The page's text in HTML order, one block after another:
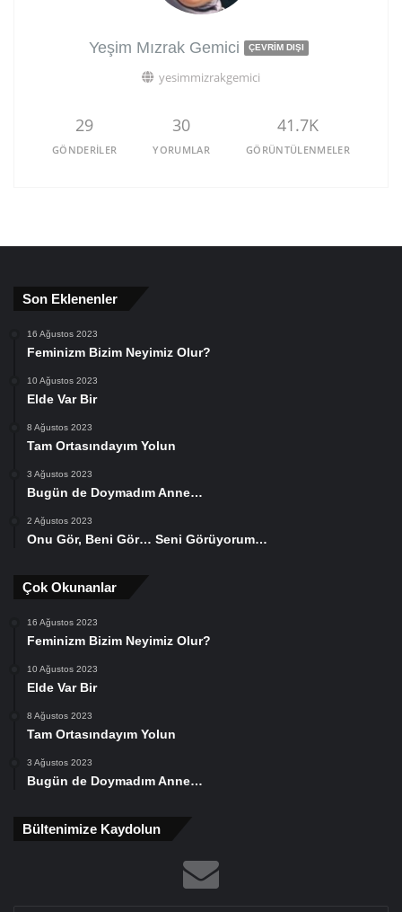
Yeşim Mızrak Gemici ÇEVRIM DIŞI
yesimmizrakgemici
29
GÖNDERILER
30
YORUMLAR
41.7K
GÖRÜNTÜLENMELER
Son Eklenenler
16 Ağustos 2023
Feminizm Bizim Neyimiz Olur?
10 Ağustos 2023
Elde Var Bir
8 Ağustos 2023
Tam Ortasındayım Yolun
3 Ağustos 2023
Bugün de Doymadım Anne…
2 Ağustos 2023
Onu Gör, Beni Gör… Seni Görüyorum…
Çok Okunanlar
16 Ağustos 2023
Feminizm Bizim Neyimiz Olur?
10 Ağustos 2023
Elde Var Bir
8 Ağustos 2023
Tam Ortasındayım Yolun
3 Ağustos 2023
Bugün de Doymadım Anne…
Bültenimize Kaydolun